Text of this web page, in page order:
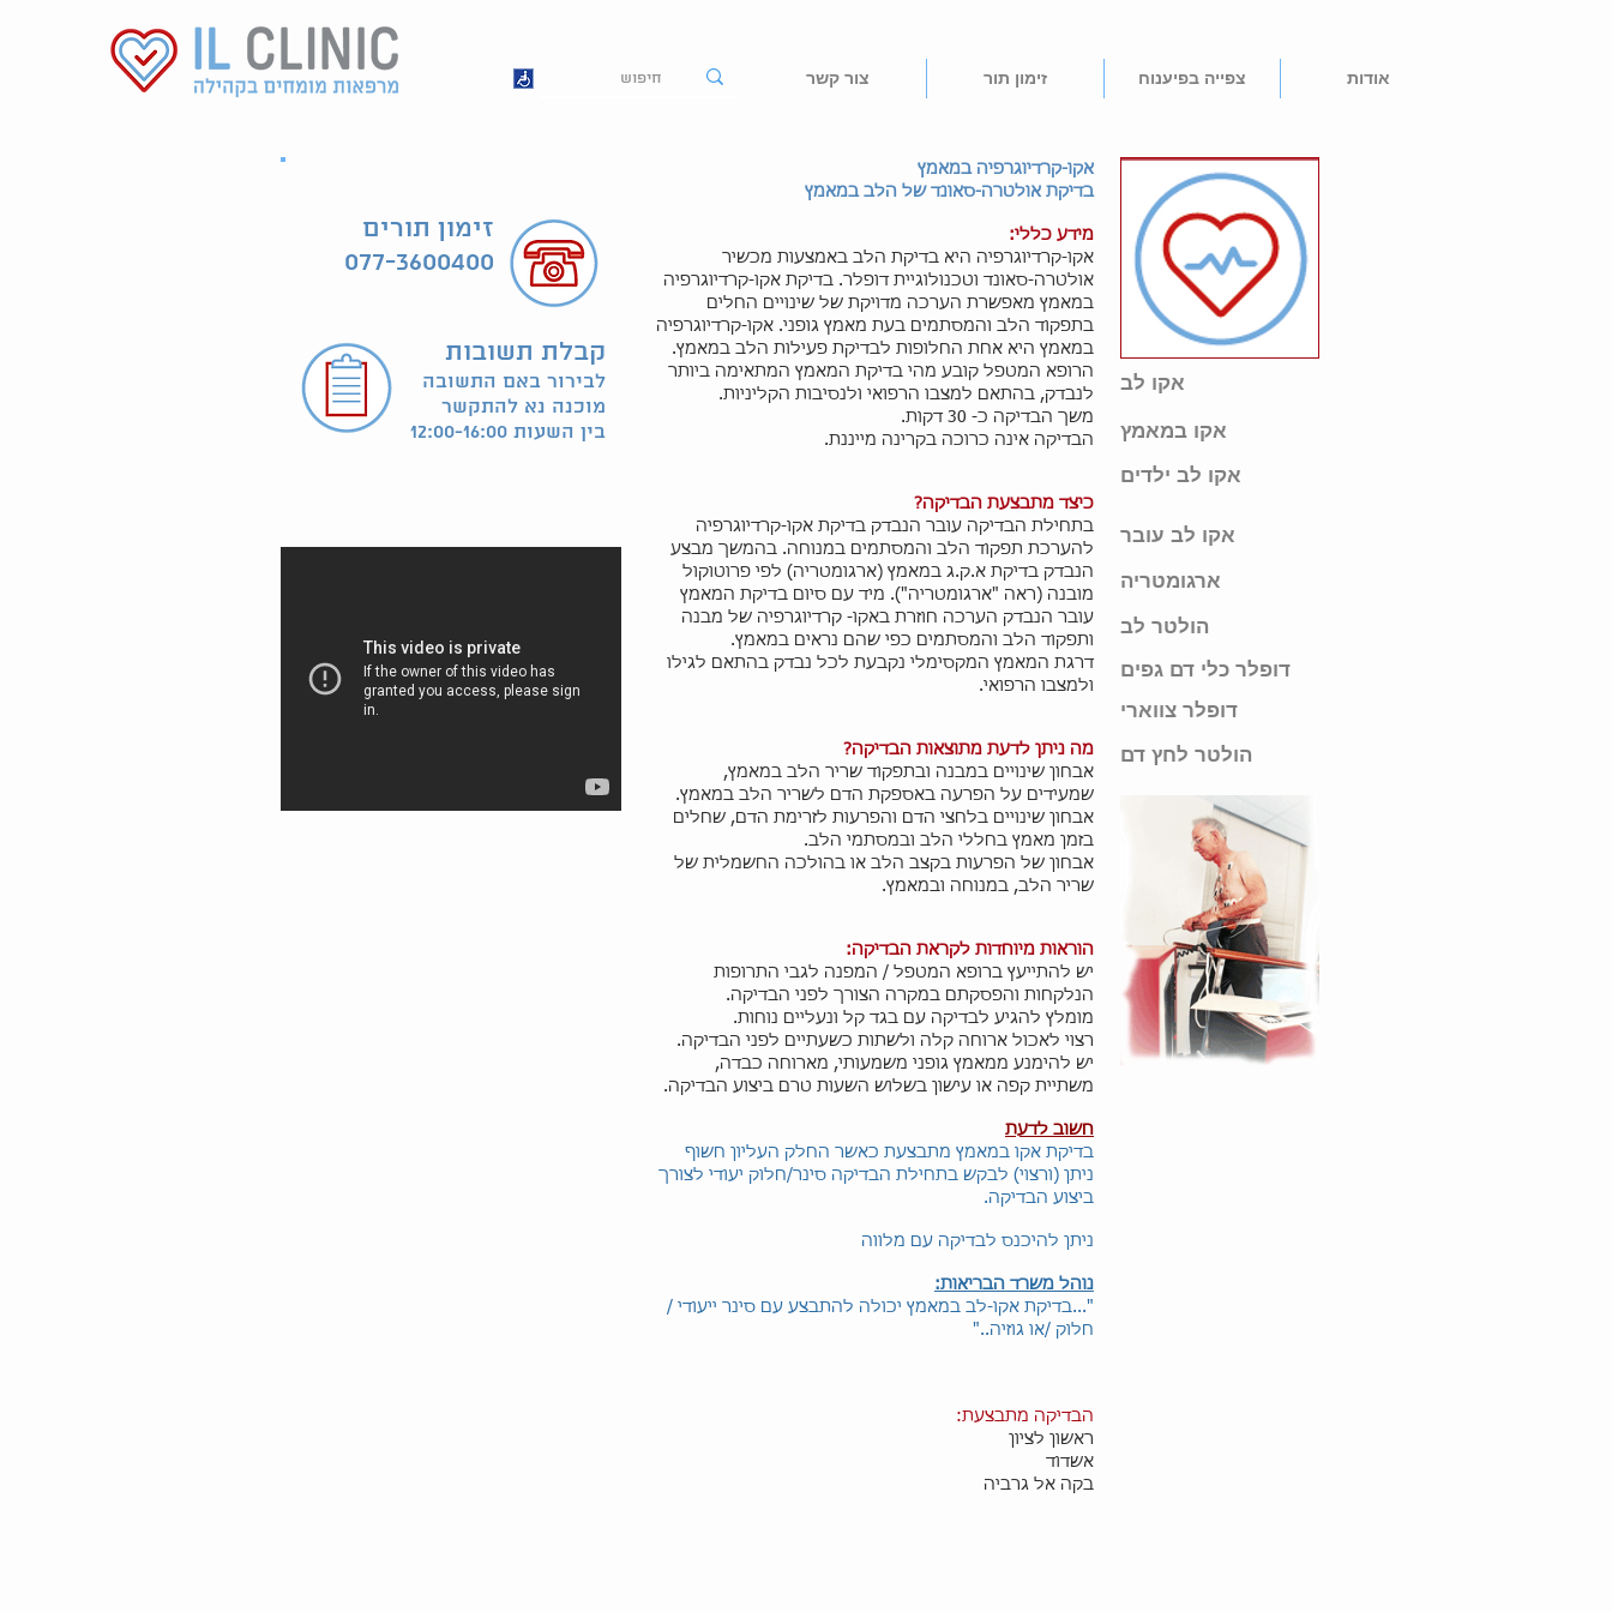
צור קשר זימון תור צפייה בפיענוח אודות
זימון תורים
077-3600400
קבלת תשובות
לבירור באם התשובה
מוכנה נא להתקשר
בין השעות 12:00-16:00
אקו-קרדיוגרפיה במאמץ
בדיקת אולטרה-סאונד של הלב במאמץ
מידע כללי:
אקו-קרדיוגרפיה היא בדיקת הלב באמצעות מכשיר
אולטרה-סאונד וטכנולוגיית דופלר. בדיקת אקו-קרדיוגרפיה
במאמץ מאפשרת הערכה מדויקת של שינויים החלים
בתפקוד הלב והמסתמים בעת מאמץ גופני. אקו-קרדיוגרפיה
במאמץ היא אחת החלופות לבדיקת פעילות הלב במאמץ.
הרופא המטפל קובע מהי בדיקת המאמץ המתאימה ביותר
לנבדק, בהתאם למצבו הרפואי ולנסיבות הקליניות.
משך הבדיקה כ- 30 דקות.
הבדיקה אינה כרוכה בקרינה מייננת.
כיצד מתבצעת הבדיקה?
בתחילת הבדיקה עובר הנבדק בדיקת אקו-קרדיוגרפיה
להערכת תפקוד הלב והמסתמים במנוחה. בהמשך מבצע
הנבדק בדיקת א.ק.ג במאמץ (ארגומטריה) לפי פרוטוקול
מובנה (ראה "ארגומטריה"). מיד עם סיום בדיקת המאמץ
עובר הנבדק הערכה חוזרת באקו- קרדיוגרפיה של מבנה
ותפקוד הלב והמסתמים כפי שהם נראים במאמץ.
דרגת המאמץ המקסימלי נקבעת לכל נבדק בהתאם לגילו
ולמצבו הרפואי.
מה ניתן לדעת מתוצאות הבדיקה?
אבחון שינויים במבנה ובתפקוד שריר הלב במאמץ,
שמעידים על הפרעה באספקת הדם לשריר הלב במאמץ.
אבחון שינויים בלחצי הדם והפרעות לזרימת הדם, שחלים
בזמן מאמץ בחללי הלב ובמסתמי הלב.
אבחון של הפרעות בקצב הלב או בהולכה החשמלית של
שריר הלב, במנוחה ובמאמץ.
הוראות מיוחדות לקראת הבדיקה:
יש להתייעץ ברופא המטפל / המפנה לגבי התרופות
הנלקחות והפסקתם במקרה הצורך לפני הבדיקה.
מומלץ להגיע לבדיקה עם בגד קל ונעליים נוחות.
רצוי לאכול ארוחה קלה ולשתות כשעתיים לפני הבדיקה.
יש להימנע ממאמץ גופני משמעותי, מארוחה כבדה,
משתיית קפה או עישון בשלוש השעות טרם ביצוע הבדיקה.
חשוב לדעת
בדיקת אקו במאמץ מתבצעת כאשר החלק העליון חשוף
ניתן (ורצוי) לבקש בתחילת הבדיקה סינר/חלוק יעודי לצורך
ביצוע הבדיקה.
ניתן להיכנס לבדיקה עם מלווה
נוהל משרד הבריאות:
"...בדיקת אקו-לב במאמץ יכולה להתבצע עם סינר ייעודי /
חלוק /או גוזיה.."
הבדיקה מתבצעת:
ראשון לציון
אשדוד
בקה אל גרביה
אקו לב
אקו במאמץ
אקו לב ילדים
אקו לב עובר
ארגומטריה
הולטר לב
דופלר כלי דם גפים
דופלר צווארי
הולטר לחץ דם